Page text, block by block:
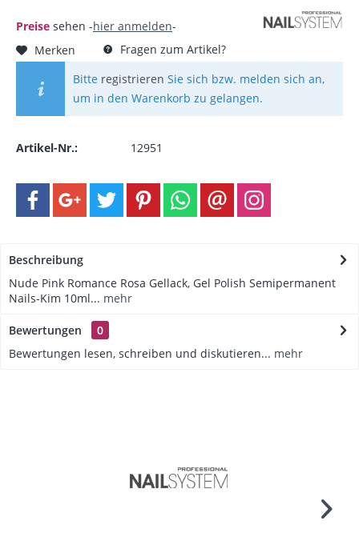
Preise sehen -hier anmelden-
Merken
Fragen zum Artikel?
Bitte registrieren Sie sich bzw. melden sich an,
um in den Warenkorb zu gelangen.
Artikel-Nr.: 12951
Beschreibung
Nude Pink Romance Rosa Gellack, Gel Polish Semipermanent
Nails-Kim 10ml... mehr
Bewertungen
0
Bewertungen lesen, schreiben und diskutieren... mehr